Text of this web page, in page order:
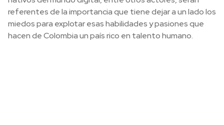
referentes de la importancia que tiene dejar a un lado los
miedos para explotar esas habilidades y pasiones que
hacen de Colombia un país rico en talento humano.